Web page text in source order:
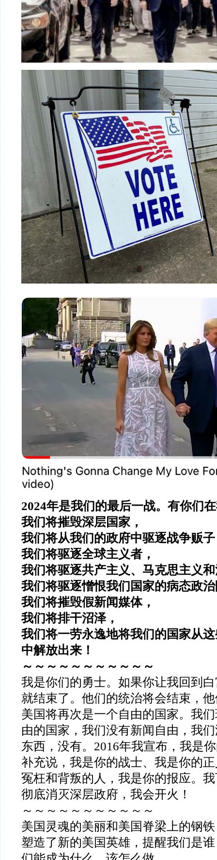
2024年是我们的最后一战。有你们
我们将摧毁深层国家，
我们将从我们的政府中驱逐战争贩
我们将驱逐全球主义者，
我们将驱逐共产主义、马克思主义
我们将驱逐憎恨我们国家的病态政
我们将摧毁假新闻媒体，
我们将排干沼泽，
我们将一劳永逸地将我们的国家从
中解放出来！
～～～～～～～～～～～
我是你们的勇士。如果你让我回到
就结束了。他们的统治将会结束，
美国将再次是一个自由的国家。我
由的国家，我们没有新闻自由，我
东西，没有。2016年我宣布，我是
补充说，我是你的战士、我是你的
冤枉和背叛的人，我是你的报应。
彻底消灭深层政府，我会开火！
～～～～～～～～～～～
美国灵魂的美丽和美国脊梁上的钢
塑造了新的美国英雄，提醒我们是